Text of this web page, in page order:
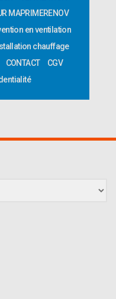
MAPRIMERENOV
en ventilation
chauffage
CONTACT
CGV